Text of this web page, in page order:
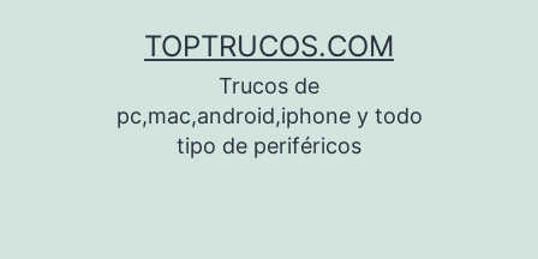
TOPTRUCOS.COM
Trucos de
pc,mac,android,iphone y todo
tipo de periféricos